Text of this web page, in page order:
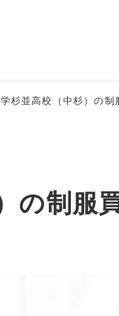
杉並高校（中杉）の
の制服